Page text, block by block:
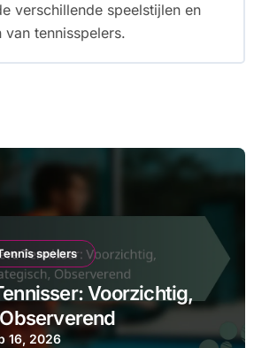
verschillende speelstijlen en
van tennisspelers.
spelers
Voorzichtig,
16, 2026